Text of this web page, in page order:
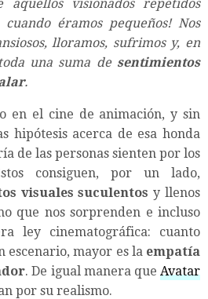
aquellos visionados repetidos
éramos pequeños! Nos
lloramos, sufrimos y, en
una suma de sentimientos
.
en el cine de animación, y sin
hipótesis acerca de esa honda
de las personas sienten por los
consiguen, por un lado,
visuales suculentos y llenos
que nos sorprenden e incluso
ley cinematográfica: cuanto
escenario, mayor es la empatía
. De igual manera queAvatar
por su realismo.